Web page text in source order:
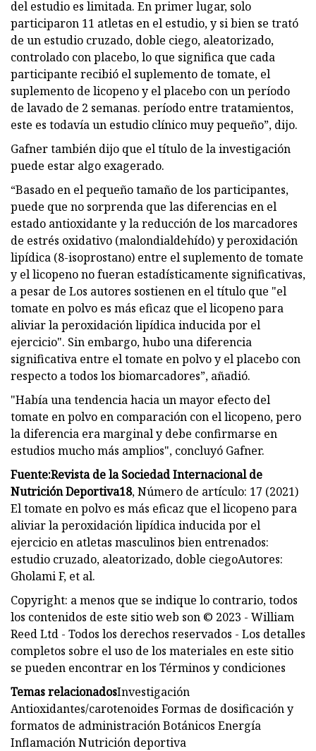
del estudio es limitada. En primer lugar, solo
participaron 11 atletas en el estudio, y si bien se trató
de un estudio cruzado, doble ciego, aleatorizado,
controlado con placebo, lo que significa que cada
participante recibió el suplemento de tomate, el
suplemento de licopeno y el placebo con un período
de lavado de 2 semanas. período entre tratamientos,
este es todavía un estudio clínico muy pequeño”, dijo.
Gafner también dijo que el título de la investigación
puede estar algo exagerado.
“Basado en el pequeño tamaño de los participantes,
puede que no sorprenda que las diferencias en el
estado antioxidante y la reducción de los marcadores
de estrés oxidativo (malondialdehído) y peroxidación
lipídica (8-isoprostano) entre el suplemento de tomate
y el licopeno no fueran estadísticamente significativas,
a pesar de Los autores sostienen en el título que "el
tomate en polvo es más eficaz que el licopeno para
aliviar la peroxidación lipídica inducida por el
ejercicio". Sin embargo, hubo una diferencia
significativa entre el tomate en polvo y el placebo con
respecto a todos los biomarcadores”, añadió.
"Había una tendencia hacia un mayor efecto del
tomate en polvo en comparación con el licopeno, pero
la diferencia era marginal y debe confirmarse en
estudios mucho más amplios", concluyó Gafner.
Fuente:Revista de la Sociedad Internacional de
Nutrición Deportiva18​, Número de artículo: 17 (2021)
El tomate en polvo es más eficaz que el licopeno para
aliviar la peroxidación lipídica inducida por el
ejercicio en atletas masculinos bien entrenados:
estudio cruzado, aleatorizado, doble ciego​Autores:
Gholami F, et al.
Copyright: a menos que se indique lo contrario, todos
los contenidos de este sitio web son © 2023 - William
Reed Ltd - Todos los derechos reservados - Los detalles
completos sobre el uso de los materiales en este sitio
se pueden encontrar en los Términos y condiciones
Temas relacionadosInvestigación
Antioxidantes/carotenoides Formas de dosificación y
formatos de administración Botánicos Energía
Inflamación Nutrición deportiva